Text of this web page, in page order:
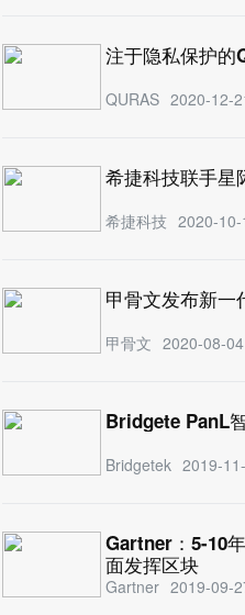
注于隐私保护的
QURAS 2020-12-
希捷科技联手星
希捷科技 2020-
甲骨文发布新一
甲骨文 2020-08-
Bridgete PanL
Bridgetek 2019-
Gartner：5-10
面发挥区块
Gartner 2019-09-